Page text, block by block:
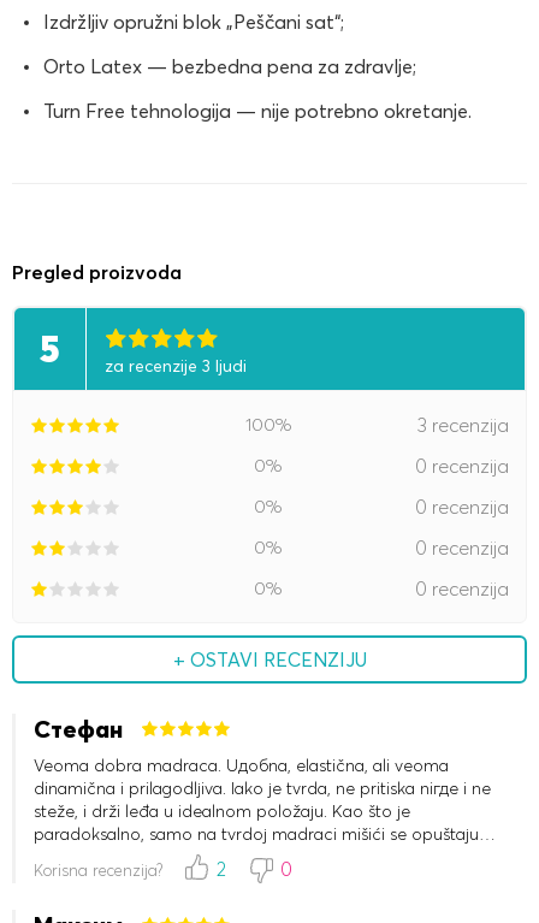
Izdržljiv opružni blok „Peščani sat“;
Orto Latex — bezbedna pena za zdravlje;
Turn Free tehnologija — nije potrebno okretanje.
Pregled proizvoda
5 za recenzije 3 ljudi
100% 3 recenzija
0% 0 recenzija
0% 0 recenzija
0% 0 recenzija
0% 0 recenzija
+ OSTAVI RECENZIJU
Стефан
Veoma dobra madraca. Uдобna, elastična, ali veoma
dinamična i prilagodljiva. Iako je tvrda, ne pritiska niгде i ne
steže, i drži leđa u idealnom položaju. Kao što je
paradoksalno, samo na tvrdој madraci mišići se opuštaju
najviše, a leđa potpuno počivaju.
Korisna recenzija? 2 0